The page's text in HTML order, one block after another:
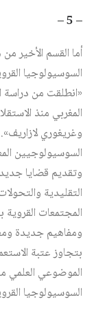
– 5 –
أما القسم الأخير
السوسيولوجيا
«انطلقت من دراسة
المغربي منذ
وغريغوري
السوسيولوجيين
وتقديم قضايا
التقليدية
المجتمعات
بتجاوز عتبة
الموضوعي العلمي
السوسيولوجيا